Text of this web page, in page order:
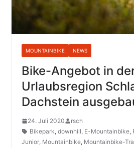
MOUNTAINBIKE NEWS
Bike-Angebot in
Urlaubsregion
Dachstein
24. Juli 2020
rsch
Bikepark, downhill, E-Mountainbike,
Junior, Mountainbike, Mountainbike-